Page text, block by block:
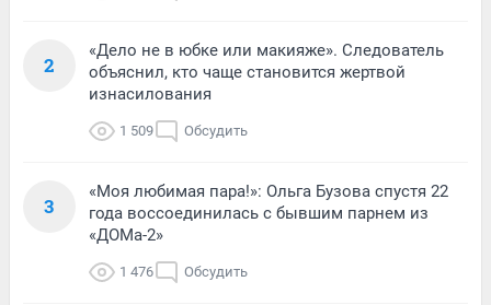
2
«Дело не в юбке или макияже». Следователь
объяснил, кто чаще становится жертвой
изнасилования
1 509 Обсудить
3
«Моя любимая пара!»: Ольга Бузова спустя 22
года воссоединилась с бывшим парнем из
«ДОМа-2»
1 476 Обсудить